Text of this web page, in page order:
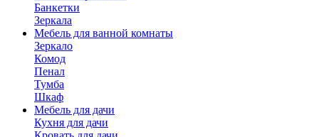
Банкетки
Зеркала
Мебель для ванной комнаты
Зеркало
Комод
Пенал
Тумба
Шкаф
Мебель для дачи
Кухня для дачи